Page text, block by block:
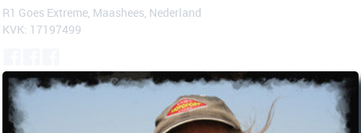
R1 Goes Extreme, Maashees, Nederland
KVK: 17197499